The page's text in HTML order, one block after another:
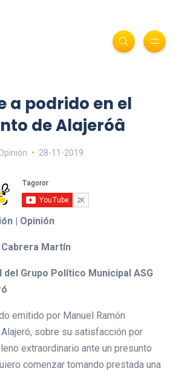
a podrido en el
de Alajeróâ
28-11-2019
| Opinión
Martín
Grupo Político Municipal ASG
emitido por Manuel Ramón
sobre su satisfacción por
extraordinario ante un presunto
comenzar tomando prestada una